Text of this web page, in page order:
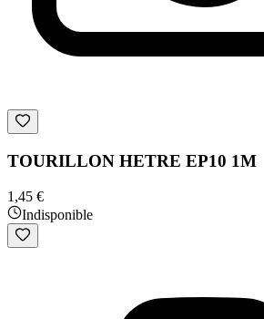
TOURILLON HETRE EP10 1M
1,45 €
Indisponible